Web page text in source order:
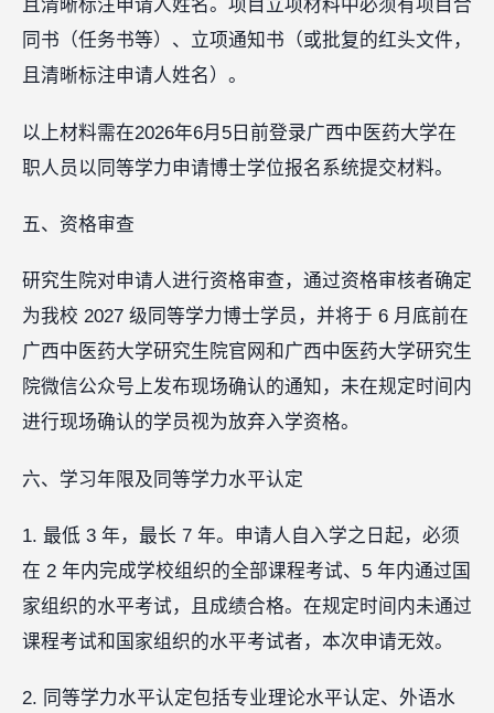
且清晰标注申请人姓名。项目立项材料中必须有项目合
同书（任务书等）、立项通知书（或批复的红头文件，
且清晰标注申请人姓名）。
以上材料需在2026年6月5日前登录广西中医药大学在
职人员以同等学力申请博士学位报名系统提交材料。
五、资格审查
研究生院对申请人进行资格审查，通过资格审核者确定
为我校 2027 级同等学力博士学员，并将于 6 月底前在
广西中医药大学研究生院官网和广西中医药大学研究生
院微信公众号上发布现场确认的通知，未在规定时间内
进行现场确认的学员视为放弃入学资格。
六、学习年限及同等学力水平认定
1. 最低 3 年，最长 7 年。申请人自入学之日起，必须
在 2 年内完成学校组织的全部课程考试、5 年内通过国
家组织的水平考试，且成绩合格。在规定时间内未通过
课程考试和国家组织的水平考试者，本次申请无效。
2. 同等学力水平认定包括专业理论水平认定、外语水